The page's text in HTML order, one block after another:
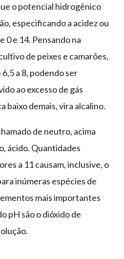
o potencial hidrogênico
especificando a acidez ou
0 e 14. Pensando na
de peixes e camarões,
a 8, podendo ser
ao excesso de gás
baixo demais, vira alcalino.
de neutro, acima
ácido. Quantidades
a 11 causam, inclusive, o
inúmeras espécies de
mais importantes
pH são o dióxido de